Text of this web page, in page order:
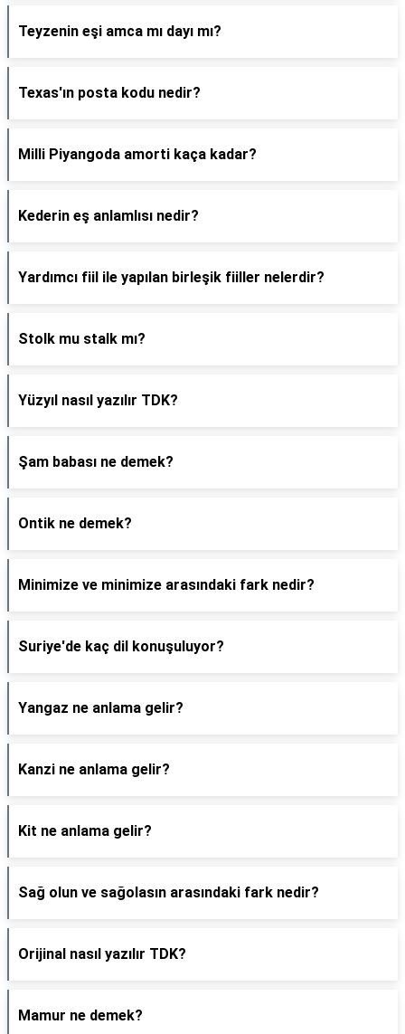
Teyzenin eşi amca mı dayı mı?
Texas'ın posta kodu nedir?
Milli Piyangoda amorti kaça kadar?
Kederin eş anlamlısı nedir?
Yardımcı fiil ile yapılan birleşik fiiller nelerdir?
Stolk mu stalk mı?
Yüzyıl nasıl yazılır TDK?
Şam babası ne demek?
Ontik ne demek?
Minimize ve minimize arasındaki fark nedir?
Suriye'de kaç dil konuşuluyor?
Yangaz ne anlama gelir?
Kanzi ne anlama gelir?
Kit ne anlama gelir?
Sağ olun ve sağolasın arasındaki fark nedir?
Orijinal nasıl yazılır TDK?
Mamur ne demek?